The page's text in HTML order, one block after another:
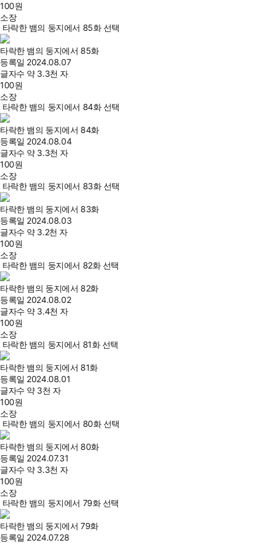
100원
소장
타락한 뱀의 둥지에서 85화 선택
타락한 뱀의 둥지에서 85화
등록일 2024.08.07
글자수 약 3.3천 자
100원
소장
타락한 뱀의 둥지에서 84화 선택
타락한 뱀의 둥지에서 84화
등록일 2024.08.04
글자수 약 3.3천 자
100원
소장
타락한 뱀의 둥지에서 83화 선택
타락한 뱀의 둥지에서 83화
등록일 2024.08.03
글자수 약 3.2천 자
100원
소장
타락한 뱀의 둥지에서 82화 선택
타락한 뱀의 둥지에서 82화
등록일 2024.08.02
글자수 약 3.4천 자
100원
소장
타락한 뱀의 둥지에서 81화 선택
타락한 뱀의 둥지에서 81화
등록일 2024.08.01
글자수 약 3천 자
100원
소장
타락한 뱀의 둥지에서 80화 선택
타락한 뱀의 둥지에서 80화
등록일 2024.07.31
글자수 약 3.3천 자
100원
소장
타락한 뱀의 둥지에서 79화 선택
타락한 뱀의 둥지에서 79화
등록일 2024.07.28